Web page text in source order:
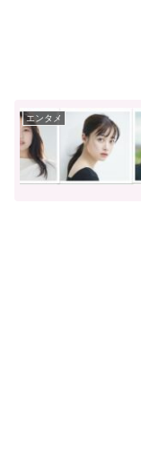
エンタメ